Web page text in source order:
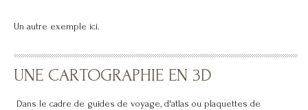
Un autre exemple ici.
UNE CARTOGRAPHIE EN 3D
Dans le cadre de guides de voyage, d'atlas ou plaquettes de